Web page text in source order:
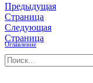
Предыдущая
Страница
Следующая
Страница
Оглавление